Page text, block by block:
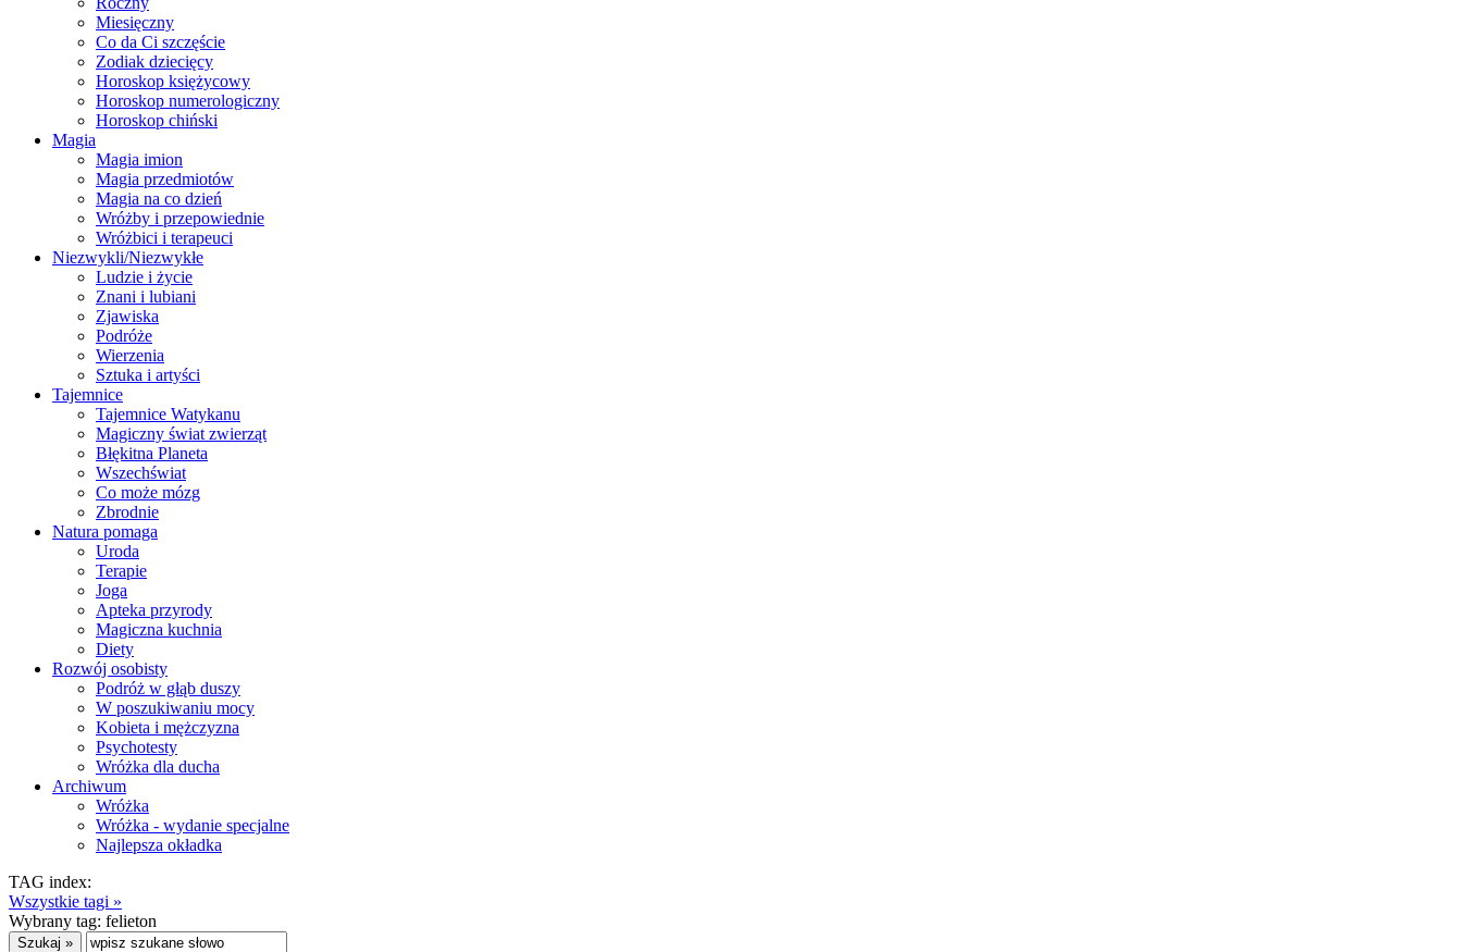
Miesięczny
Co da Ci szczęście
Zodiak dziecięcy
Horoskop księżycowy
Horoskop numerologiczny
Horoskop chiński
Magia
Magia imion
Magia przedmiotów
Magia na co dzień
Wróżby i przepowiednie
Wróżbici i terapeuci
Niezwykli/Niezwykłe
Ludzie i życie
Znani i lubiani
Zjawiska
Podróże
Wierzenia
Sztuka i artyści
Tajemnice
Tajemnice Watykanu
Magiczny świat zwierząt
Błękitna Planeta
Wszechświat
Co może mózg
Zbrodnie
Natura pomaga
Uroda
Terapie
Joga
Apteka przyrody
Magiczna kuchnia
Diety
Rozwój osobisty
Podróż w głąb duszy
W poszukiwaniu mocy
Kobieta i mężczyzna
Psychotesty
Wróżka dla ducha
Archiwum
Wróżka
Wróżka - wydanie specjalne
Najlepsza okładka
TAG index:
Wszystkie tagi »
Wybrany tag: felieton